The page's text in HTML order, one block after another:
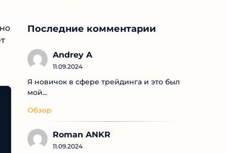
Последние комментарии
Andrey A
11.09.2024
Я новичок в сфере трейдинга и это был
мой...
Обзор
Roman ANKR
11.09.2024